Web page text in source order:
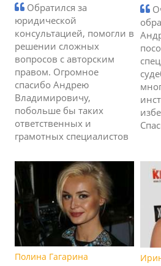
Обратился за
юридической
консультацией, помогли в
решении сложных
вопросов с авторским
правом. Огромное
спасибо Андрею
Владимировичу,
побольше бы таких
ответственных и
грамотных специалистов
Полина Гагарина